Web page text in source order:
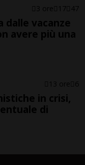
3 ore 17 47
dalle vacanze
avere più una
13 ore 6
in crisi,
di